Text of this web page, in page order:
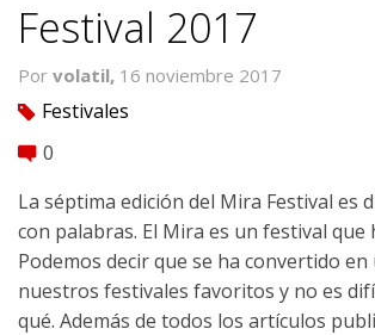
Festival 2017
Por volatil, 16 noviembre 2017
tag Festivales
comment 0
La séptima edición del Mira Festival es
con palabras. El Mira es un festival que
Podemos decir que se ha convertido en
nuestros festivales favoritos y no es
qué. Además de todos los artículos